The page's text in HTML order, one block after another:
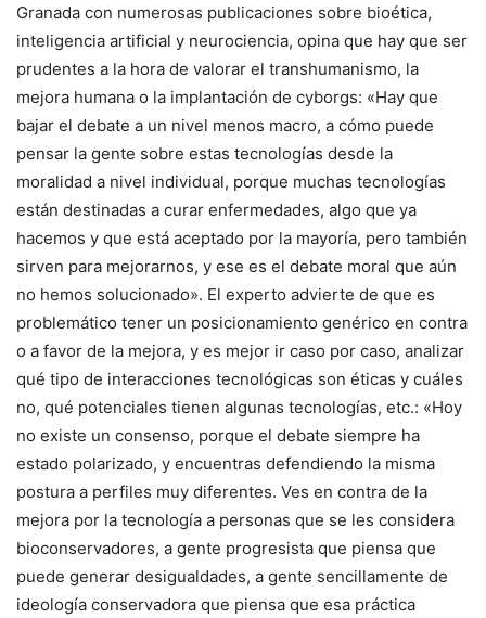
Granada con numerosas publicaciones sobre bioética,
inteligencia artificial y neurociencia, opina que hay que ser
prudentes a la hora de valorar el transhumanismo, la
mejora humana o la implantación de cyborgs: «Hay que
bajar el debate a un nivel menos macro, a cómo puede
pensar la gente sobre estas tecnologías desde la
moralidad a nivel individual, porque muchas tecnologías
están destinadas a curar enfermedades, algo que ya
hacemos y que está aceptado por la mayoría, pero también
sirven para mejorarnos, y ese es el debate moral que aún
no hemos solucionado». El experto advierte de que es
problemático tener un posicionamiento genérico en contra
o a favor de la mejora, y es mejor ir caso por caso, analizar
qué tipo de interacciones tecnológicas son éticas y cuáles
no, qué potenciales tienen algunas tecnologías, etc.: «Hoy
no existe un consenso, porque el debate siempre ha
estado polarizado, y encuentras defendiendo la misma
postura a perfiles muy diferentes. Ves en contra de la
mejora por la tecnología a personas que se les considera
bioconservadores, a gente progresista que piensa que
puede generar desigualdades, a gente sencillamente de
ideología conservadora que piensa que esa práctica